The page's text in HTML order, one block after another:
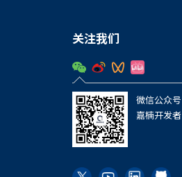
关注我们
微信公众号
嘉楠开发者